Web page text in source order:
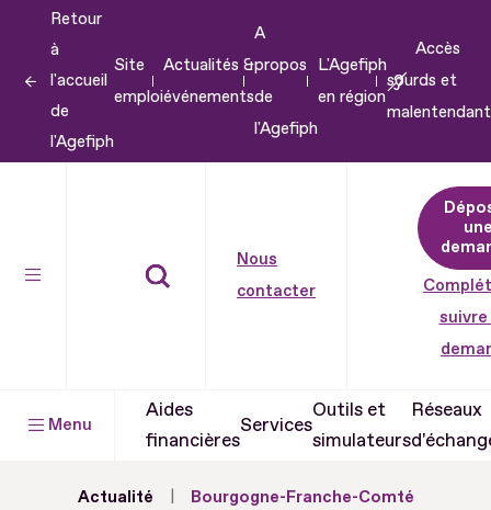
contenu
Retour
à
l'accueil
de
l'Agefiph
Site
emploi
Actualités &
événements
A
propos
de
l'Agefiph
L'Agefiph
en région
Accès
sourds et
Nous
contacter
suivre
Menu
Aides
financières
Services
Outils et
simulateurs
Réseaux
Actualité Bourgogne-Franche-Comté